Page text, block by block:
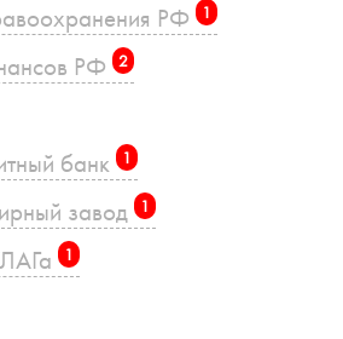
РФ 1
РФ 2
банк 1
завод 1
1